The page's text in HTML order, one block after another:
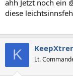
ahh Jetzt noch ein
diese
K Lt.